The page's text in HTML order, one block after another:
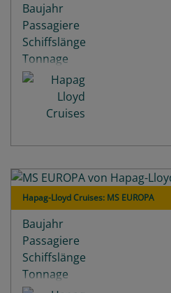
Baujahr
Passagiere
Schiffslänge
Tonnage
Hapag-Lloyd Cruises: MS EUROPA
Baujahr
Passagiere
Schiffslänge
Tonnage